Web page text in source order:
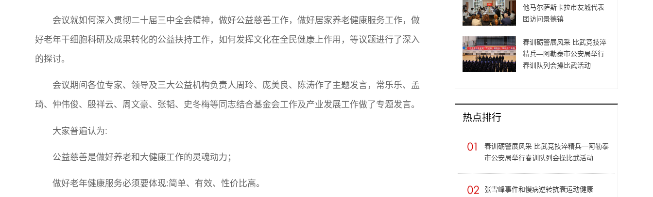
会议就如何深入贯彻二十届三中全会精神，做好公益慈善工作，做好居家养老健康服务工作，做
好老年干细胞科研及成果转化的公益扶持工作，如何发挥文化在全民健康上作用，等议题进行了深入
的探讨。
会议期间各位专家、领导及三大公益机构负责人周玲、庞美良、陈涛作了主题发言，常乐乐、孟
琦、仲伟俊、殷祥云、周文豪、张韬、史冬梅等同志结合基金会工作及产业发展工作做了专题发言。
大家普遍认为:
公益慈善是做好养老和大健康工作的灵魂动力；
做好老年健康服务必须要体现:简单、有效、性价比高。
他马尔萨斯卡拉市友城代表
团访问景德镇
春训砺警展风采 比武竞技淬
精兵—阿勒泰市公安局举行
春训队列会操比武活动
热点排行
春训砺警展风采 比武竞技淬精兵—阿勒泰
市公安局举行春训队列会操比武活动
张雪峰事件和慢病逆转抗衰运动健康